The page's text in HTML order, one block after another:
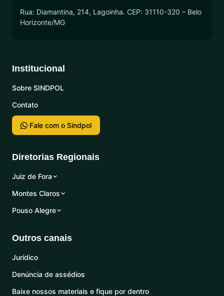
Rua: Diamantina, 214, Lagoinha. CEP: 31110-320 – Belo
Horizonte/MG
Institucional
Sobre SINDPOL
Contato
Fale com o Sindpol
Diretorias Regionais
Juiz de Fora
Montes Claros
Pouso Alegre
Outros canais
Jurídico
Denúncia de assédios
Baixe nossos materiais e fique por dentro